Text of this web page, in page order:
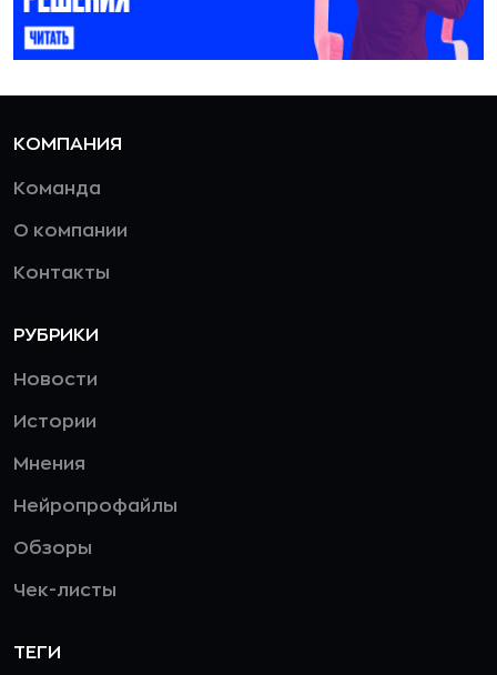
КОМПАНИЯ
Команда
О компании
Контакты
РУБРИКИ
Новости
Истории
Мнения
Нейропрофайлы
Обзоры
Чек-листы
ТЕГИ